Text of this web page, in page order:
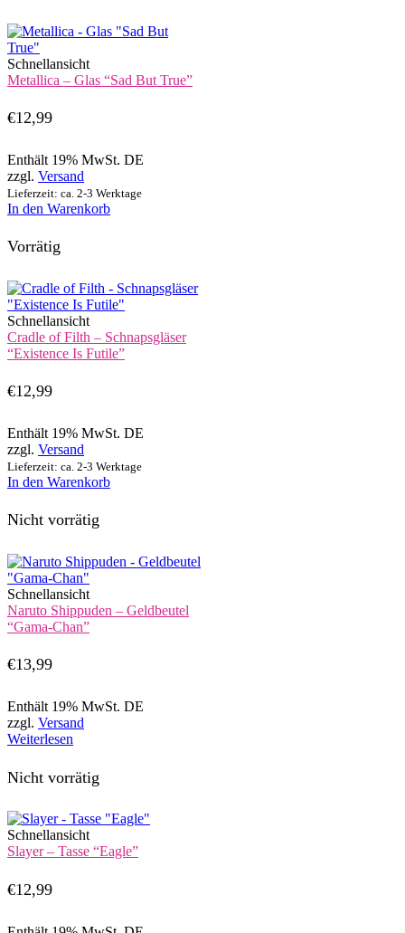
Schnellansicht
Metallica – Glas “Sad But True”
€12,99
Enthält 19% MwSt. DE
zzgl. Versand
Lieferzeit: ca. 2-3 Werktage
In den Warenkorb
Vorrätig
Schnellansicht
Cradle of Filth – Schnapsgläser
“Existence Is Futile”
€12,99
Enthält 19% MwSt. DE
zzgl. Versand
Lieferzeit: ca. 2-3 Werktage
In den Warenkorb
Nicht vorrätig
Schnellansicht
Naruto Shippuden – Geldbeutel
“Gama-Chan”
€13,99
Enthält 19% MwSt. DE
zzgl. Versand
Weiterlesen
Nicht vorrätig
Schnellansicht
Slayer – Tasse “Eagle”
€12,99